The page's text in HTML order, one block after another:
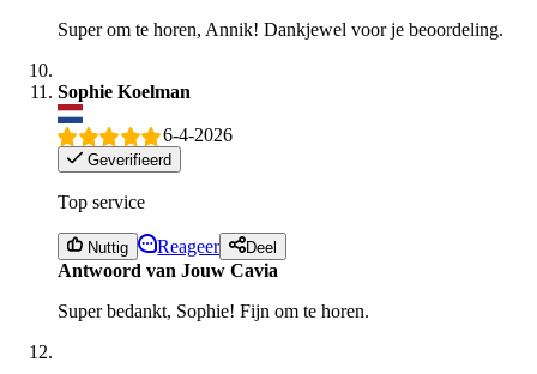
Super om te horen, Annik! Dankjewel voor je beoordeling.
Sophie Koelman
6-4-2026
Geverifieerd
Top service
Nuttig Reageer Deel
Antwoord van Jouw Cavia
Super bedankt, Sophie! Fijn om te horen.